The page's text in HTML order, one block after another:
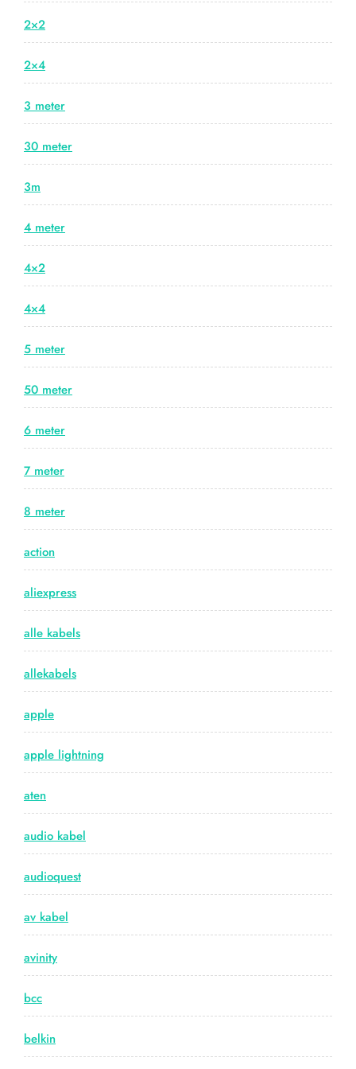
2×2
2×4
3 meter
30 meter
3m
4 meter
4×2
4×4
5 meter
50 meter
6 meter
7 meter
8 meter
action
aliexpress
alle kabels
allekabels
apple
apple lightning
aten
audio kabel
audioquest
av kabel
avinity
bcc
belkin